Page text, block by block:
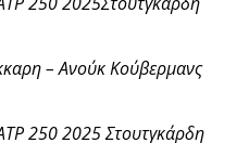
– Ανούκ Κούβερμανς
250 2025 Στουτγκάρδη